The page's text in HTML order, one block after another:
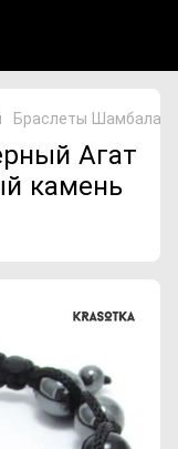
Браслеты Шамбала
Агат
камень